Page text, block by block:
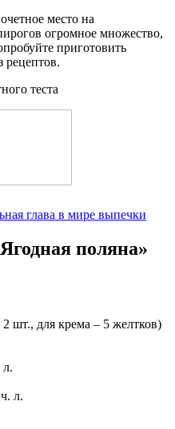
место на
огромное множество,
приготовить
рецептов.
глава в мире выпечки
поляна»
шт., для крема – 5 желтков)
л.